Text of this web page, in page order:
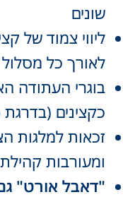
שונים
ליווי צמוד של
לאורך כל מסלול
בוגרי העתודה
כקצינים
זכאות למלגות
ומעורבות
"דאבל אורט"